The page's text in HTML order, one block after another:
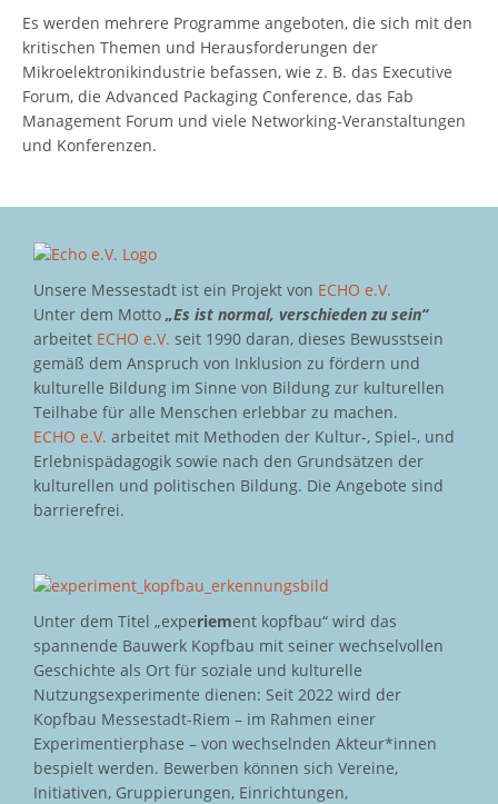
Es werden mehrere Programme angeboten, die sich mit den
kritischen Themen und Herausforderungen der
Mikroelektronikindustrie befassen, wie z. B. das Executive
Forum, die Advanced Packaging Conference, das Fab
Management Forum und viele Networking-Veranstaltungen
und Konferenzen.
Unsere Messestadt ist ein Projekt von ECHO e.V.
Unter dem Motto „Es ist normal, verschieden zu sein“
arbeitet ECHO e.V. seit 1990 daran, dieses Bewusstsein
gemäß dem Anspruch von Inklusion zu fördern und
kulturelle Bildung im Sinne von Bildung zur kulturellen
Teilhabe für alle Menschen erlebbar zu machen.
ECHO e.V. arbeitet mit Methoden der Kultur-, Spiel-, und
Erlebnispädagogik sowie nach den Grundsätzen der
kulturellen und politischen Bildung. Die Angebote sind
barrierefrei.
Unter dem Titel „experiement kopfbau“ wird das
spannende Bauwerk Kopfbau mit seiner wechselvollen
Geschichte als Ort für soziale und kulturelle
Nutzungsexperimente dienen: Seit 2022 wird der
Kopfbau Messestadt-Riem – im Rahmen einer
Experimentierphase – von wechselnden Akteur*innen
bespielt werden. Bewerben können sich Vereine,
Initiativen, Gruppierungen, Einrichtungen,